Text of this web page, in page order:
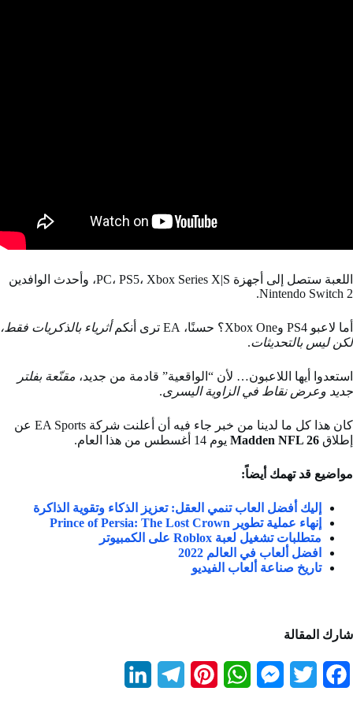
اللعبة ستصل إلى أجهزة PC، PS5، Xbox Series X|S، وأحدث الوافدين
Nintendo Switch 2.
أما لاعبو PS4 وXbox One؟ حسنًا، EA ترى أنكم
أثرياء بالذكريات فقط،
لكن ليس بالتحديثات.
استعدوا أيها اللاعبون… لأن “الواقعية” قادمة من جديد، مقنّعة بفلتر
جديد وعرض نقاط في الزاوية اليسرى.
كان هذا كل ما لدينا من خبر جاء فيه أن أعلنت شركة EA Sports عن
إطلاق Madden NFL 26 يوم 14 أغسطس من هذا العام.
مواضيع قد تهمك أيضاً:
إليك أفضل العاب تنمي العقل: تعزيز الذكاء وتقوية الذاكرة
إنهاء عملية تطوير Prince of Persia: The Lost Crown
متطلبات تشغيل لعبة Roblox على الكمبيوتر
افضل ألعاب في العالم 2022
تاريخ صناعة ألعاب الفيديو
شارك المقالة
M
W